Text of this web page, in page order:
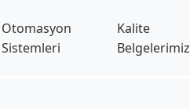
Otomasyon
Sistemleri
Kalite
Belgelerimiz